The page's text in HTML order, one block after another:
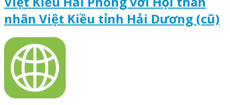
nhân Việt Kiều tỉnh Hải Dương (cũ)